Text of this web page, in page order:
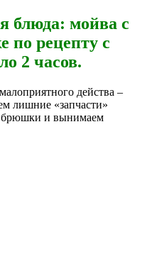
блюда: мойва с
по рецепту с
2 часов.
действа –
лишние «запчасти»
брюшки и вынимаем